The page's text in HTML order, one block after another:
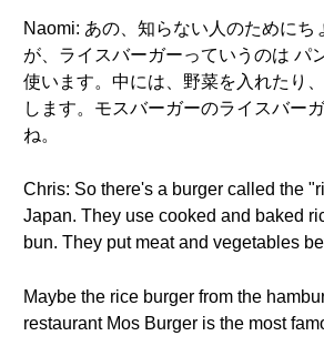
Naomi: あの、知らない人のためにち
が、ライスバーガーっていうのは パ
使います。中には、野菜を入れたり
します。モスバーガーのライスバー
ね。
Chris: So there's a burger called the
Japan. They use cooked and baked
bun. They put meat and vegetables
Maybe the rice burger from the
restaurant Mos Burger is the most